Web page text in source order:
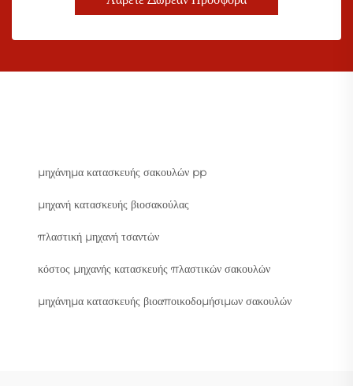
μηχάνημα κατασκευής σακουλών pp
μηχανή κατασκευής βιοσακούλας
πλαστική μηχανή τσαντών
κόστος μηχανής κατασκευής πλαστικών σακουλών
μηχάνημα κατασκευής βιοαποικοδομήσιμων σακουλών